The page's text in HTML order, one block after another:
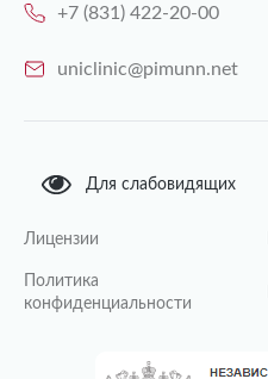
+7 (831) 422-20-00
uniclinic@pimunn.net
Для слабовидящих
Лицензии
Политика
конфиденциальности